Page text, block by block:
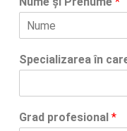
i
rSpecializarea în
Grad profesional *